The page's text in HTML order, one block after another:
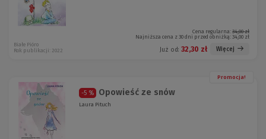
Cena regularna: 34,00 zł
Najniższa cena z 30 dni przed obniżką: 34,00 zł
Już od: 32,30 zł Więcej
Białe Pióro
Rok publikacji: 2022
Promocja!
-5 % Opowieść ze snów
Laura Pituch